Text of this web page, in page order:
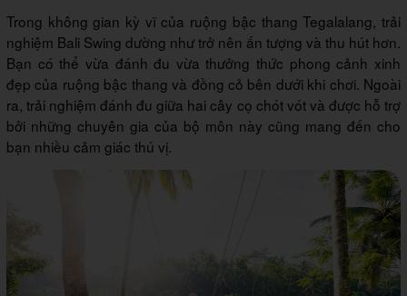
Trong không gian kỳ vĩ của ruộng bậc thang Tegalalang, trải
nghiệm Bali Swing dường như trở nên ấn tượng và thu hút hơn.
Bạn có thể vừa đánh đu vừa thưởng thức phong cảnh xinh
đẹp của ruộng bậc thang và đồng cỏ bên dưới khi chơi. Ngoài
ra, trải nghiệm đánh đu giữa hai cây cọ chót vót và được hỗ trợ
bởi những chuyên gia của bộ môn này cũng mang đến cho
bạn nhiều cảm giác thú vị.